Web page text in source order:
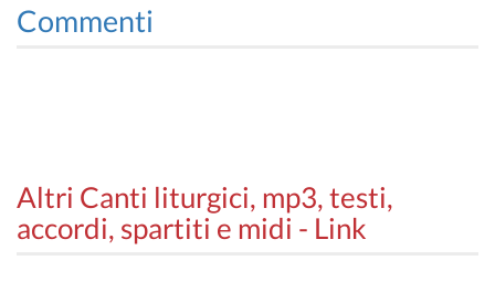
Commenti
Altri Canti liturgici, mp3, testi,
accordi, spartiti e midi - Link